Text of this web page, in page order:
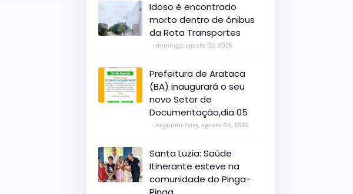
Idoso é encontrado
morto dentro de ônibus
da Rota Transportes
domingo, agosto 02, 2026
Prefeitura de Arataca
(BA) inaugurará o seu
novo Setor de
Documentação,dia 05
segunda-feira, agosto 03, 2026
Santa Luzia: Saúde
Itinerante esteve na
comunidade do Pinga-